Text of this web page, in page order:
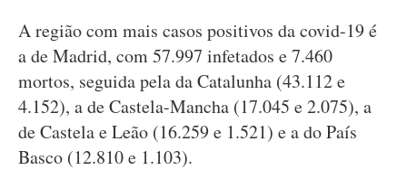
A região com mais casos positivos da covid-19 é
a de Madrid, com 57.997 infetados e 7.460
mortos, seguida pela da Catalunha (43.112 e
4.152), a de Castela-Mancha (17.045 e 2.075), a
de Castela e Leão (16.259 e 1.521) e a do País
Basco (12.810 e 1.103).